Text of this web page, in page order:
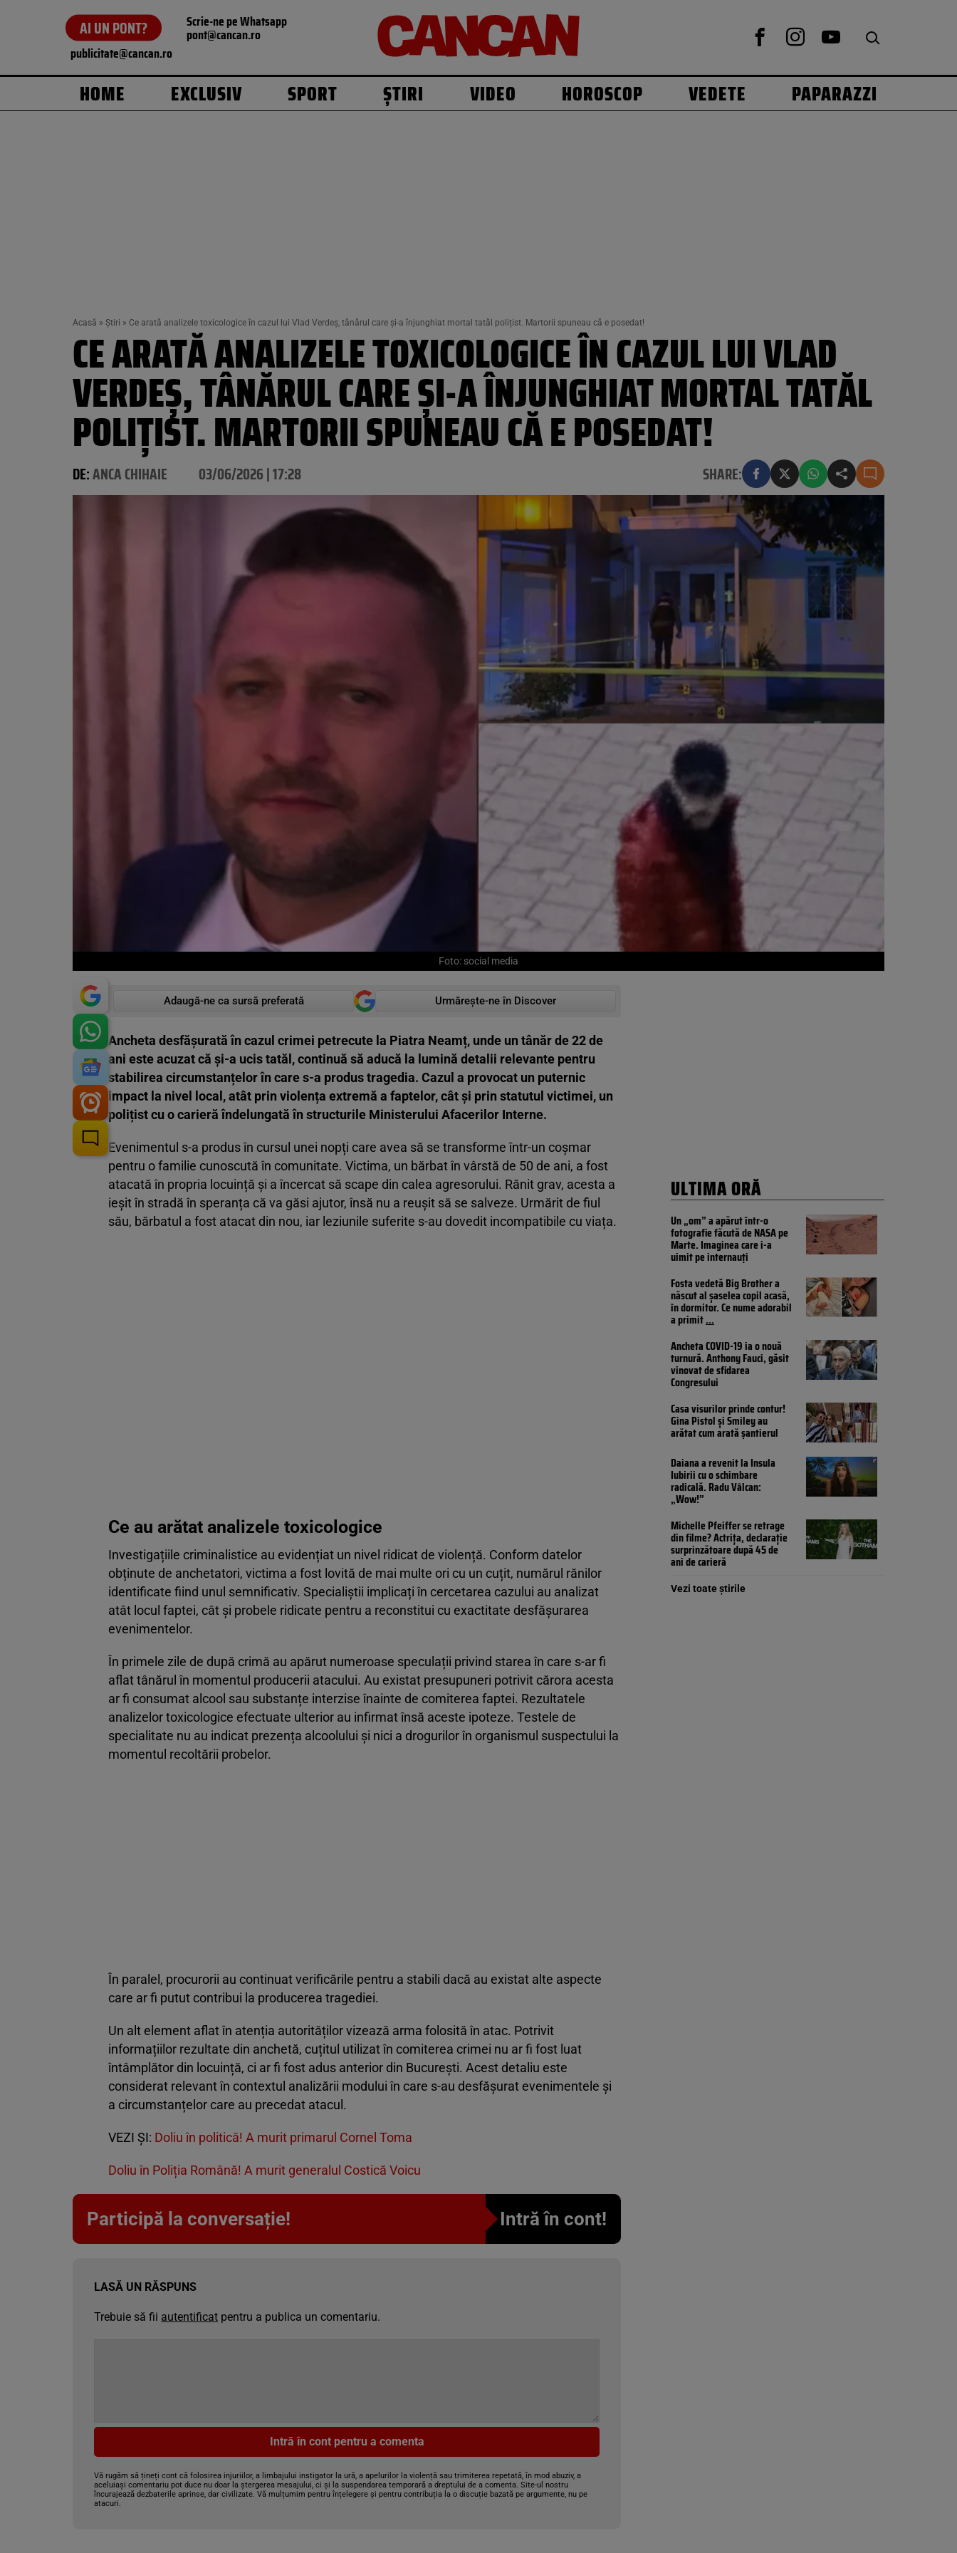
AI UN PONT? Scrie-ne pe Whatsapp
pont@cancan.ro
publicitate@cancan.ro
HOME EXCLUSIV SPORT ȘTIRI VIDEO HOROSCOP VEDETE PAPARAZZI
Acasă » Știri » Ce arată analizele toxicologice în cazul lui Vlad Verdeș, tânărul care și-a înjunghiat mortal tatăl polițist. Martorii spuneau că e posedat!
CE ARATĂ ANALIZELE TOXICOLOGICE ÎN CAZUL LUI VLAD
VERDEȘ, TÂNĂRUL CARE ȘI-A ÎNJUNGHIAT MORTAL TATĂL
POLIȚIST. MARTORII SPUNEAU CĂ E POSEDAT!
DE:ANCA CHIHAIE 03/06/2026 | 17:28 SHARE:
Foto: social media
Adaugă-ne ca sursă preferată Urmărește-ne în Discover
Ancheta desfășurată în cazul crimei petrecute la Piatra Neamț, unde un tânăr de 22 de
ani este acuzat că și-a ucis tatăl, continuă să aducă la lumină detalii relevante pentru
stabilirea circumstanțelor în care s-a produs tragedia. Cazul a provocat un puternic
impact la nivel local, atât prin violența extremă a faptelor, cât și prin statutul victimei, un
polițist cu o carieră îndelungată în structurile Ministerului Afacerilor Interne.
Evenimentul s-a produs în cursul unei nopți care avea să se transforme într-un coșmar
pentru o familie cunoscută în comunitate. Victima, un bărbat în vârstă de 50 de ani, a fost
atacată în propria locuință și a încercat să scape din calea agresorului. Rănit grav, acesta a
ieșit în stradă în speranța că va găsi ajutor, însă nu a reușit să se salveze. Urmărit de fiul
său, bărbatul a fost atacat din nou, iar leziunile suferite s-au dovedit incompatibile cu viața.
Ce au arătat analizele toxicologice
Investigațiile criminalistice au evidențiat un nivel ridicat de violență. Conform datelor
obținute de anchetatori, victima a fost lovită de mai multe ori cu un cuțit, numărul rănilor
identificate fiind unul semnificativ. Specialiștii implicați în cercetarea cazului au analizat
atât locul faptei, cât și probele ridicate pentru a reconstitui cu exactitate desfășurarea
evenimentelor.
În primele zile de după crimă au apărut numeroase speculații privind starea în care s-ar fi
aflat tânărul în momentul producerii atacului. Au existat presupuneri potrivit cărora acesta
ar fi consumat alcool sau substanțe interzise înainte de comiterea faptei. Rezultatele
analizelor toxicologice efectuate ulterior au infirmat însă aceste ipoteze. Testele de
specialitate nu au indicat prezența alcoolului și nici a drogurilor în organismul suspectului la
momentul recoltării probelor.
În paralel, procurorii au continuat verificările pentru a stabili dacă au existat alte aspecte
care ar fi putut contribui la producerea tragediei.
Un alt element aflat în atenția autorităților vizează arma folosită în atac. Potrivit
informațiilor rezultate din anchetă, cuțitul utilizat în comiterea crimei nu ar fi fost luat
întâmplător din locuință, ci ar fi fost adus anterior din București. Acest detaliu este
considerat relevant în contextul analizării modului în care s-au desfășurat evenimentele și
a circumstanțelor care au precedat atacul.
VEZI ȘI: Doliu în politică! A murit primarul Cornel Toma
Doliu în Poliția Română! A murit generalul Costică Voicu
Participă la conversație! Intră în cont!
LASĂ UN RĂSPUNS
Trebuie să fii autentificat pentru a publica un comentariu.
Intră în cont pentru a comenta
Vă rugăm să țineți cont că folosirea injuriilor, a limbajului instigator la ură, a apelurilor la violență sau trimiterea repetată, în mod abuziv, a
aceluiași comentariu pot duce nu doar la ștergerea mesajului, ci și la suspendarea temporară a dreptului de a comenta. Site-ul nostru
încurajează dezbaterile aprinse, dar civilizate. Vă mulțumim pentru înțelegere și pentru contribuția la o discuție bazată pe argumente, nu pe
atacuri.
ULTIMA ORĂ
Un „om” a apărut într-o
fotografie făcută de NASA pe
Marte. Imaginea care i-a
uimit pe internauți
Fosta vedetă Big Brother a
născut al șaselea copil acasă,
în dormitor. Ce nume adorabil
a primit...
Ancheta COVID-19 ia o nouă
turnură. Anthony Fauci, găsit
vinovat de sfidarea
Congresului
Casa visurilor prinde contur!
Gina Pistol și Smiley au
arătat cum arată șantierul
Daiana a revenit la Insula
Iubirii cu o schimbare
radicală. Radu Vâlcan:
„Wow!”
Michelle Pfeiffer se retrage
din filme? Actrița, declarație
surprinzătoare după 45 de
ani de carieră
Vezi toate știrile